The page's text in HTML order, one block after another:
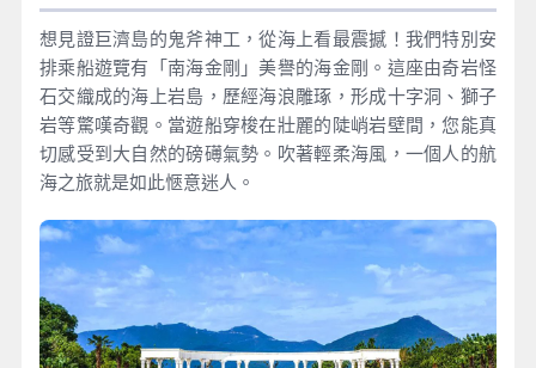
想見證巨濟島的鬼斧神工，從海上看最震撼！我們特別安
排乘船遊覽有「南海金剛」美譽的海金剛。這座由奇岩怪
石交織成的海上岩島，歷經海浪雕琢，形成十字洞、獅子
岩等驚嘆奇觀。當遊船穿梭在壯麗的陡峭岩壁間，您能真
切感受到大自然的磅礡氣勢。吹著輕柔海風，一個人的航
海之旅就是如此愜意迷人。